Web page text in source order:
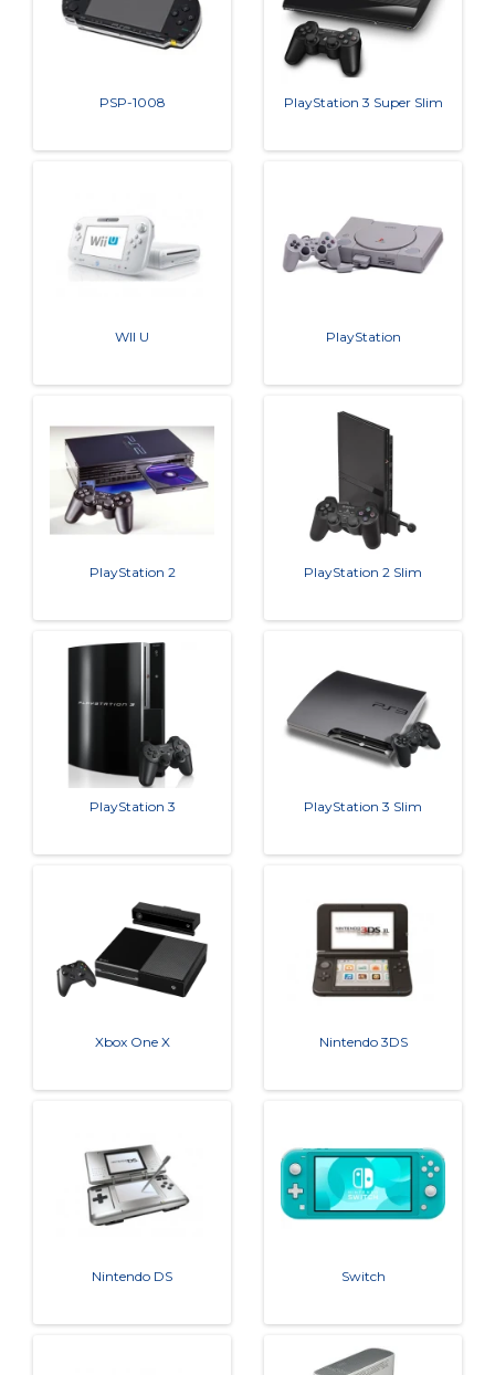
PSP-1008 PlayStation 3 Super Slim
WII U PlayStation
PlayStation 2 PlayStation 2 Slim
PlayStation 3 PlayStation 3 Slim
Xbox One X Nintendo 3DS
Nintendo DS Switch